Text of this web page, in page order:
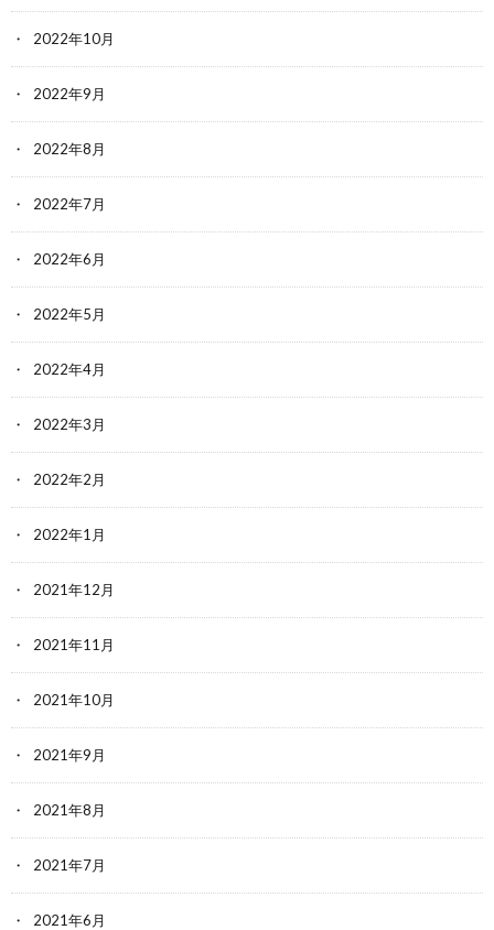
2022年10月
2022年9月
2022年8月
2022年7月
2022年6月
2022年5月
2022年4月
2022年3月
2022年2月
2022年1月
2021年12月
2021年11月
2021年10月
2021年9月
2021年8月
2021年7月
2021年6月